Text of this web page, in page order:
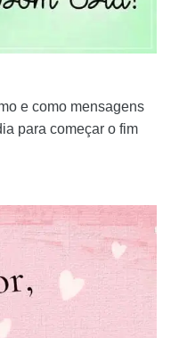
e como mensagens
para começar o fim